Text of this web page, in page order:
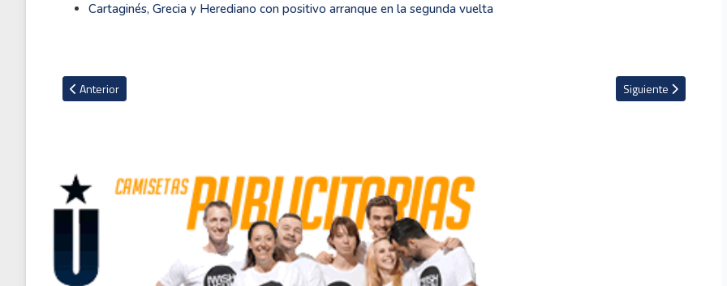
Cartaginés, Grecia y Herediano con positivo arranque en la segunda vuelta
Artículo anterior: Guardiola: "Klopp ha sido el mayor rival de mi carrera y no es un reproche a Mourinho"
Anterior Artículo siguiente:
Siguiente